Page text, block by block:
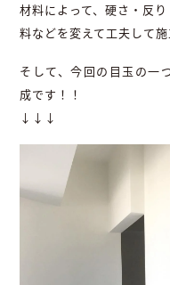
材料によって、硬さ・反
料などを変えて工夫して施
そして、今回の目玉の一
成です！！
↓↓↓